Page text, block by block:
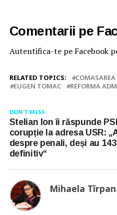
Comentarii pe
Autentifica-te pe Facebook
RELATED TOPICS:
EUGEN TOMAC
REFORMA
DON'T MISS
Stelian Ion îi răspunde
corupție la adresa USR:
despre penali, deși au
definitiv“
Mihaela Tîrpan